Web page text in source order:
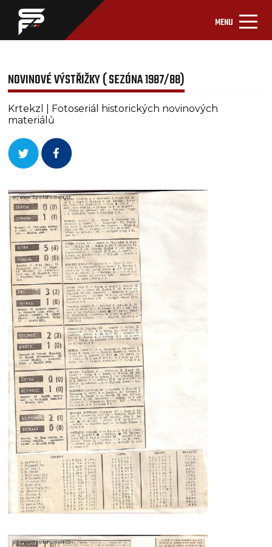
MENU
NOVINOVÉ VÝSTŘIŽKY ( SEZÓNA 1987/88)
Krtekzl | Fotoseriál historických novinových
materiálů